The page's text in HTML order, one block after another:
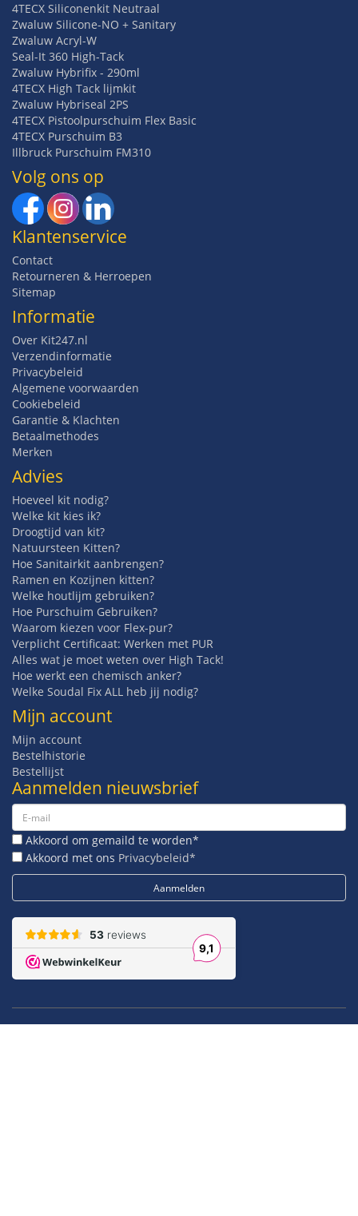
4TECX Siliconenkit Neutraal
Zwaluw Silicone-NO + Sanitary
Zwaluw Acryl-W
Seal-It 360 High-Tack
Zwaluw Hybrifix - 290ml
4TECX High Tack lijmkit
Zwaluw Hybriseal 2PS
4TECX Pistoolpurschuim Flex Basic
4TECX Purschuim B3
Illbruck Purschuim FM310
Volg ons op
Klantenservice
Contact
Retourneren & Herroepen
Sitemap
Informatie
Over Kit247.nl
Verzendinformatie
Privacybeleid
Algemene voorwaarden
Cookiebeleid
Garantie & Klachten
Betaalmethodes
Merken
Advies
Hoeveel kit nodig?
Welke kit kies ik?
Droogtijd van kit?
Natuursteen Kitten?
Hoe Sanitairkit aanbrengen?
Ramen en Kozijnen kitten?
Welke houtlijm gebruiken?
Hoe Purschuim Gebruiken?
Waarom kiezen voor Flex-pur?
Verplicht Certificaat: Werken met PUR
Alles wat je moet weten over High Tack!
Hoe werkt een chemisch anker?
Welke Soudal Fix ALL heb jij nodig?
Mijn account
Mijn account
Bestelhistorie
Bestellijst
Aanmelden nieuwsbrief
Akkoord om gemaild te worden*
Akkoord met ons Privacybeleid*